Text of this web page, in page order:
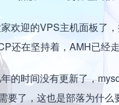
欢迎的VPS主机面板了
还在坚持着，AMH已经
的时间没有更新了，
了，这也是部落为什么